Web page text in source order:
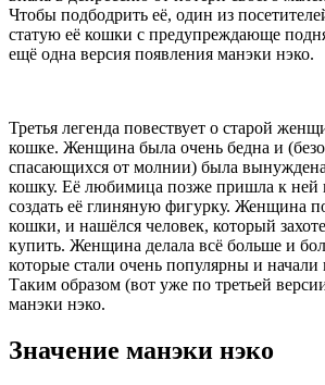
Чтобы подбодрить её, один из
статую её кошки с предупреждающе
ещё одна версия появления манэки нэко.
Третья легенда повествует о старой
кошке. Женщина была очень бедна и
спасающихся от молнии) была
кошку. Её любимица позже пришла к ней
создать её глиняную фигурку. Женщина
кошки, и нашёлся человек, который
купить. Женщина делала всё больше и
которые стали очень популярны и начали
Таким образом (вот уже по третьей
манэки нэко.
Значение манэки нэко